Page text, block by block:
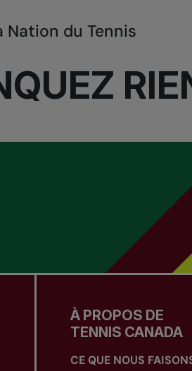
du Tennis
À PROPOS DE
TENNIS CANADA
CE QUE NOUS